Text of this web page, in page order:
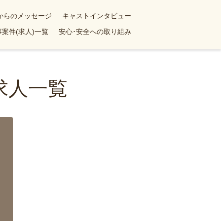
らのメッセージ
キャストインタビュー
案件(求人)一覧 安心･安全への取り組み
人一覧